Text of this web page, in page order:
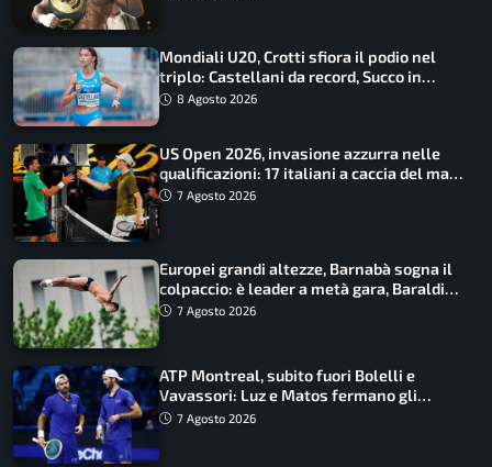
Mondiali U20, Crotti sfiora il podio nel
triplo: Castellani da record, Succo in
finale
8 Agosto 2026
US Open 2026, invasione azzurra nelle
qualificazioni: 17 italiani a caccia del main
draw7 Agosto 2026
Europei grandi altezze, Barnabà sogna il
colpaccio: è leader a metà gara, Baraldi
ancora in corsa
7 Agosto 2026
ATP Montreal, subito fuori Bolelli e
Vavassori: Luz e Matos fermano gli
azzurri
7 Agosto 2026